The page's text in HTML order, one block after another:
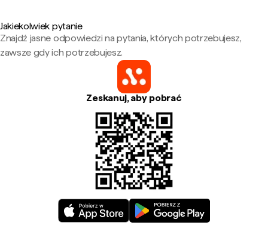
Jakiekolwiek pytanie
Znajdź jasne odpowiedzi na pytania, których potrzebujesz,
zawsze gdy ich potrzebujesz.
Zeskanuj, aby pobrać